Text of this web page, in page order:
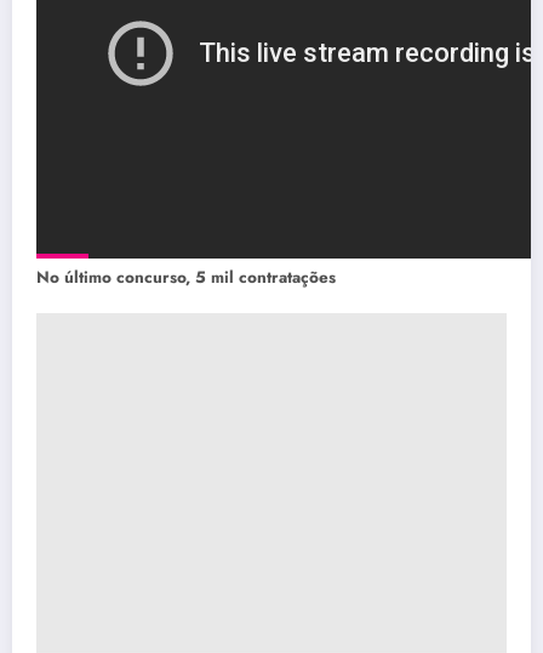
No último concurso, 5 mil contratações